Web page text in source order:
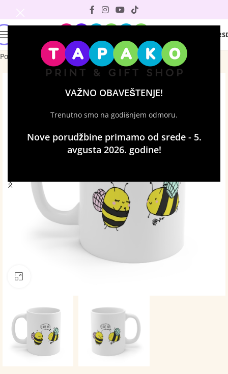
VAŽNO OBAVEŠTENJE!
Trenutno smo na godišnjem odmoru.
Nove porudžbine primamo od srede - 5.
avgusta 2026. godine!
Početna Šolje sa štampom